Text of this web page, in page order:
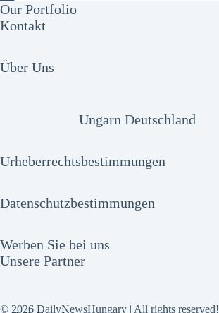
Our Portfolio
Kontakt
Über Uns
Ungarn Deutschland
Urheberrechtsbestimmungen
Datenschutzbestimmungen
Werben Sie bei uns
Unsere Partner
© 2026 DailyNewsHungary | All rights reserved!